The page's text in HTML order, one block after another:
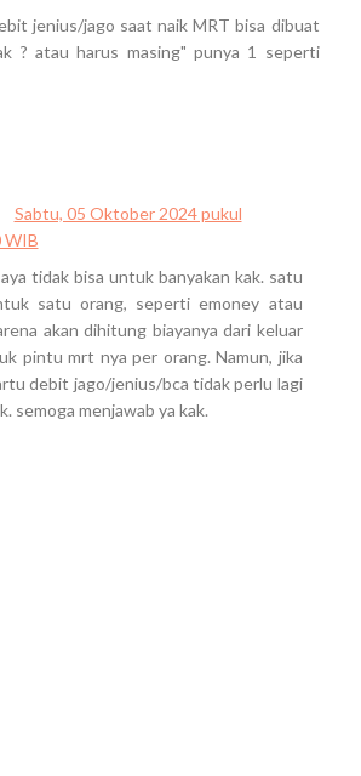
jenius/jago saat naik MRT bisa dibuat
? atau harus masing" punya 1 seperti
Sabtu, 05 Oktober 2024 pukul
WIB
tidak bisa untuk banyakan kak. satu
satu orang, seperti emoney atau
akan dihitung biayanya dari keluar
pintu mrt nya per orang. Namun, jika
debit jago/jenius/bca tidak perlu lagi
semoga menjawab ya kak.